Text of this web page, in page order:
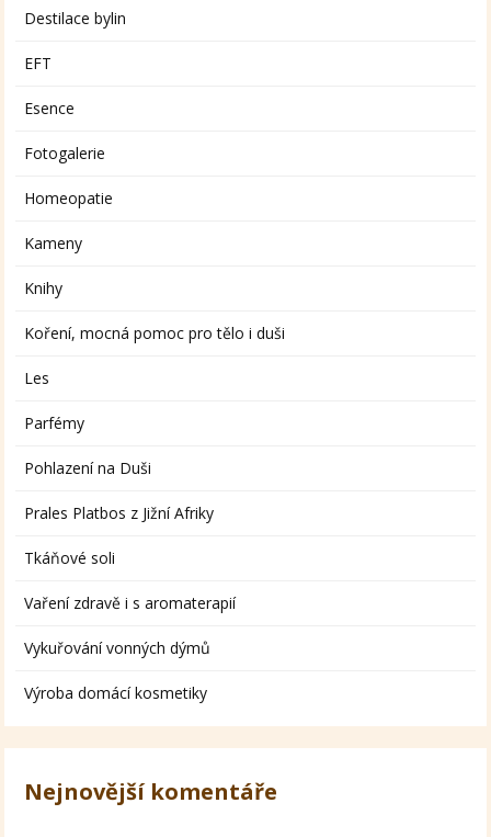
Destilace bylin
EFT
Esence
Fotogalerie
Homeopatie
Kameny
Knihy
Koření, mocná pomoc pro tělo i duši
Les
Parfémy
Pohlazení na Duši
Prales Platbos z Jižní Afriky
Tkáňové soli
Vaření zdravě i s aromaterapií
Vykuřování vonných dýmů
Výroba domácí kosmetiky
Nejnovější komentáře